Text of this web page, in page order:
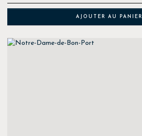
AJOUTER AU PANIER